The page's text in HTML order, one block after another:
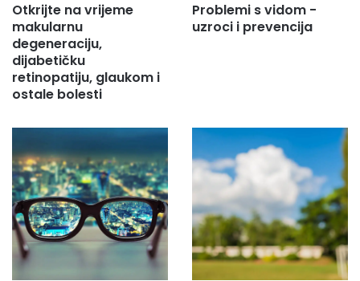
Otkrijte na vrijeme
makularnu
degeneraciju,
dijabetičku
retinopatiju, glaukom i
ostale bolesti
Problemi s vidom -
uzroci i prevencija